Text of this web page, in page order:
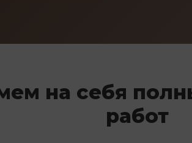
на себя
работ